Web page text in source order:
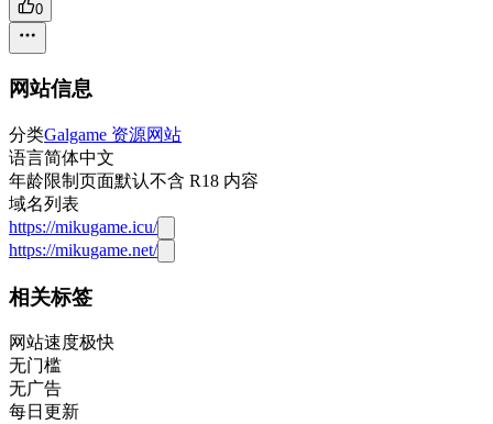
0
网站信息
分类Galgame 资源网站
语言简体中文
年龄限制 页面默认不含 R18 内容
域名列表
https://mikugame.icu/
https://mikugame.net/
相关标签
网站速度极快
无门槛
无广告
每日更新